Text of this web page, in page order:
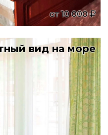
от 10 000
вид на море